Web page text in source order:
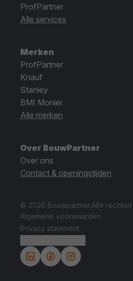
ProfPartner
Alle services
Merken
ProfPartner
Knauf
Stanley
BMI Monier
Alle merken
Over BouwPartner
Over ons
Contact & openingstijden
© 2026 Bouwpartner.Alle
Algemene voorwaarden
Privacy statement